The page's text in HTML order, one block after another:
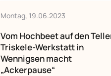
Montag, 19.06.2023
Vom Hochbeet auf den
Triskele-Werkstatt in
Wennigsen macht
„Ackerpause“